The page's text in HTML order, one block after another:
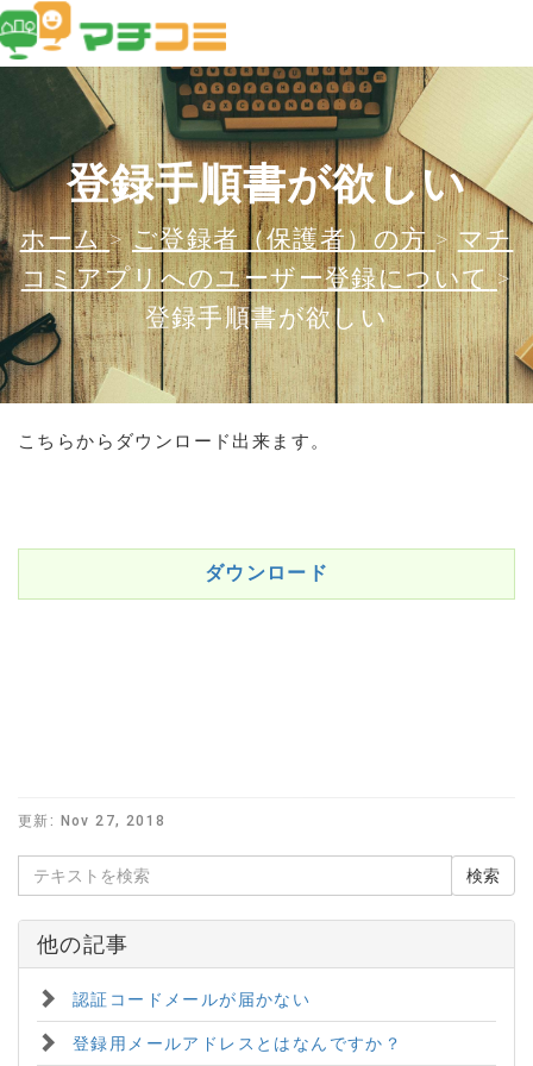
登録手順書が欲しい
ホーム > ご登録者（保護者）の方 > マチ
コミアプリへのユーザー登録について >
登録手順書が欲しい
こちらからダウンロード出来ます。
ダウンロード
更新: Nov 27, 2018
他の記事
認証コードメールが届かない
登録用メールアドレスとはなんですか？